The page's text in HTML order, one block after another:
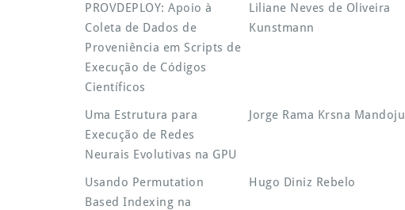
PROVDEPLOY: Apoio à
Coleta de Dados de
Proveniência em Scripts de
Execução de Códigos
Científicos
Liliane Neves de Oliveira
Kunstmann
Uma Estrutura para
Execução de Redes
Neurais Evolutivas na GPU
Jorge Rama Krsna Mandoju
Usando Permutation
Based Indexing na
Hugo Diniz Rebelo